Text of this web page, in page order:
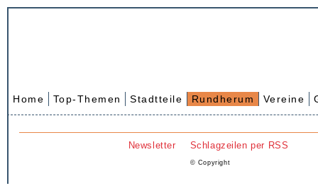
Home Top-Themen Stadtteile Rundherum Vereine
Newsletter Schlagzeilen per RSS
© Copyright